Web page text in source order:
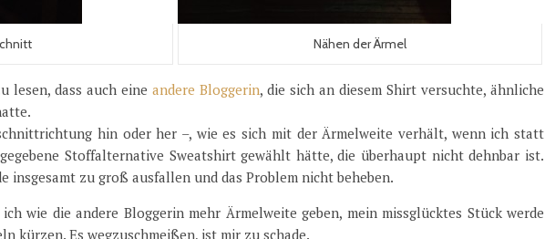
Nähen der Ärmel
lesen, dass auch eine andere Bloggerin, die sich an diesem Shirt versuchte, ähnliche
hin oder her –, wie es sich mit der Ärmelweite verhält, wenn ich statt
Stoffalternative Sweatshirt gewählt hätte, die überhaupt nicht dehnbar ist.
insgesamt zu groß ausfallen und das Problem nicht beheben.
wie die andere Bloggerin mehr Ärmelweite geben, mein missglücktes Stück werde
kürzen. Es wegzuschmeißen, ist mir zu schade.